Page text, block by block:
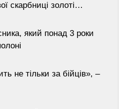
скарбниці золоті…
який понад 3 роки
не тільки за бійців», –